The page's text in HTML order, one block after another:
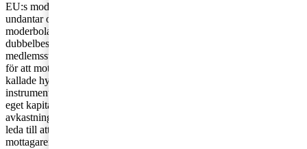
EU:s moder- och dotterbolagsdirektiv
undantar olika former av vinstutdelning från dotterbolag till
moderbolag inom EU från källskatt och undanröjer
dubbelbeskattning av vinstutdelning på moderbolagsnivå. EU:s
medlemsstater enades under år 2014 om att ändra direktivet. Detta
för att motverka internationell skatteplanering, bland annat genom så
kallade hybridinstrument. Med hybridinstrument avses till exempel
instrument vars avkastning i ett land betraktas som avkastning på
eget kapital (utdelning) medan det i det andra landet betraktas som
avkastning på främmande kapital (ränta). Ett sådant instrument kan
leda till att utbetalaren får avdrag i utlandet, samtidigt som
mottagaren inte skattar för de mottagna medlen.